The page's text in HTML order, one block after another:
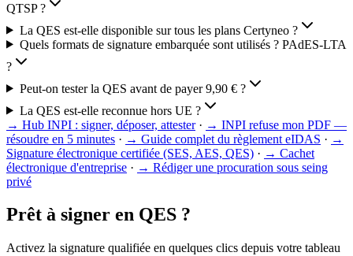
QTSP ?
La QES est-elle disponible sur tous les plans Certyneo ?
Quels formats de signature embarquée sont utilisés ? PAdES-LTA
?
Peut-on tester la QES avant de payer 9,90 € ?
La QES est-elle reconnue hors UE ?
→ Hub INPI : signer, déposer, attester· → INPI refuse mon PDF —
résoudre en 5 minutes · → Guide complet du règlement eIDAS · →
Signature électronique certifiée (SES, AES, QES) · → Cachet
électronique d'entreprise · → Rédiger une procuration sous seing
privé
Prêt à signer en QES ?
Activez la signature qualifiée en quelques clics depuis votre tableau